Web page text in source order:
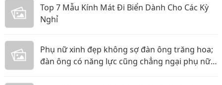
Top 7 Mẫu Kính Mát Đi Biển Dành Cho Các Kỳ
Nghỉ
Phụ nữ xinh đẹp không sợ đàn ông trăng hoa;
đàn ông có năng lực cũng chẳng ngại phụ nữ